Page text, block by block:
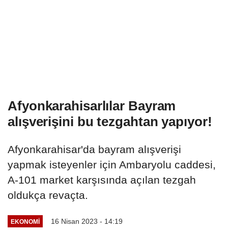
Afyonkarahisarlılar Bayram
alışverişini bu tezgahtan yapıyor!
Afyonkarahisar'da bayram alışverişi
yapmak isteyenler için Ambaryolu caddesi,
A-101 market karşısında açılan tezgah
oldukça revaçta.
EKONOMI 16 Nisan 2023 - 14:19